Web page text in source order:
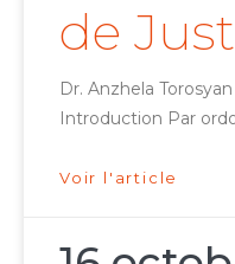
de
Dr. Anzhela
Introduction Par
Voir l'article